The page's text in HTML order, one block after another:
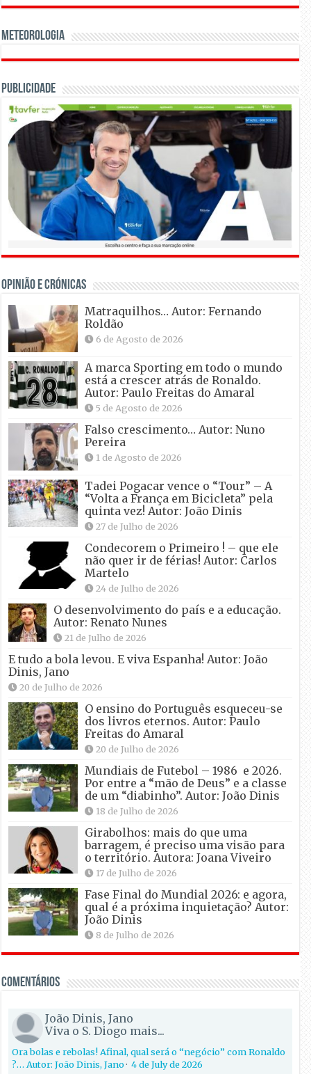
Meteorologia
Publicidade
OPINIÃO E CRÓNICAS
Matraquilhos… Autor: Fernando
Roldão
6 de Agosto de 2026
A marca Sporting em todo o mundo
está a crescer atrás de Ronaldo.
Autor: Paulo Freitas do Amaral
5 de Agosto de 2026
Falso crescimento… Autor: Nuno
Pereira
1 de Agosto de 2026
Tadei Pogacar vence o “Tour” – A
“Volta a França em Bicicleta” pela
quinta vez! Autor: João Dinis
27 de Julho de 2026
Condecorem o Primeiro ! – que ele
não quer ir de férias! Autor: Carlos
Martelo
24 de Julho de 2026
O desenvolvimento do país e a educação.
Autor: Renato Nunes
21 de Julho de 2026
E tudo a bola levou. E viva Espanha! Autor: João
Dinis, Jano
20 de Julho de 2026
O ensino do Português esqueceu-se
dos livros eternos. Autor: Paulo
Freitas do Amaral
20 de Julho de 2026
Mundiais de Futebol – 1986 e 2026.
Por entre a “mão de Deus” e a classe
de um “diabinho”. Autor: João Dinis
18 de Julho de 2026
Girabolhos: mais do que uma
barragem, é preciso uma visão para
o território. Autora: Joana Viveiro
17 de Julho de 2026
Fase Final do Mundial 2026: e agora,
qual é a próxima inquietação? Autor:
João Dinis
8 de Julho de 2026
Comentários
João Dinis, Jano
Viva o S. Diogo mais...
Ora bolas e rebolas! Afinal, qual será o “negócio” com Ronaldo
?… Autor: João Dinis, Jano·4 de July de 2026